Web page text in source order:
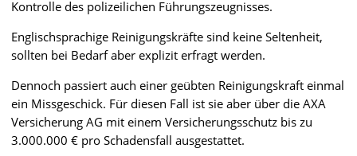
Kontrolle des polizeilichen Führungszeugnisses.
Englischsprachige Reinigungskräfte sind keine Seltenheit,
sollten bei Bedarf aber explizit erfragt werden.
Dennoch passiert auch einer geübten Reinigungskraft einmal
ein Missgeschick. Für diesen Fall ist sie aber über die AXA
Versicherung AG mit einem Versicherungsschutz bis zu
3.000.000 € pro Schadensfall ausgestattet.